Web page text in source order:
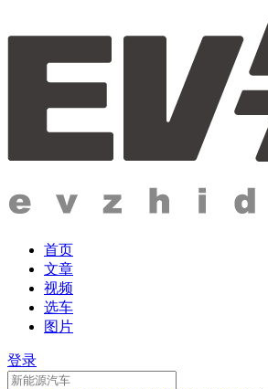
首页
文章
视频
选车
图片
登录